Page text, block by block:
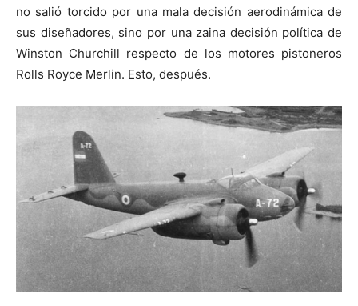
no salió torcido por una mala decisión aerodinámica de
sus diseñadores, sino por una zaina decisión política de
Winston Churchill respecto de los motores pistoneros
Rolls Royce Merlin. Esto, después.